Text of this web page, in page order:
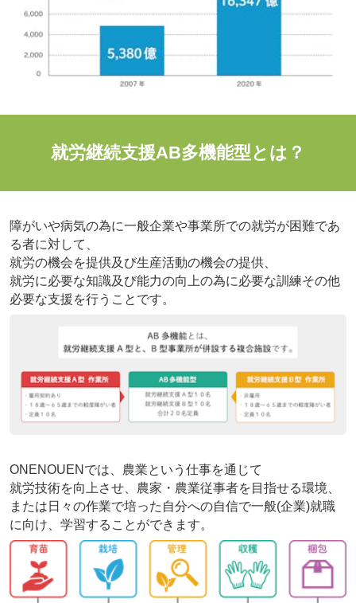
就労継続支援AB多機能型とは？
障がいや病気の為に一般企業や事業所での就労が困難であ
る者に対して、
就労の機会を提供及び生産活動の機会の提供、
就労に必要な知識及び能力の向上の為に必要な訓練その他
必要な支援を行うことです。
ONENOUENでは、農業という仕事を通じて
就労技術を向上させ、農家・農業従事者を目指せる環境、
または日々の作業で培った自分への自信で一般(企業)就職
に向け、学習することができます。